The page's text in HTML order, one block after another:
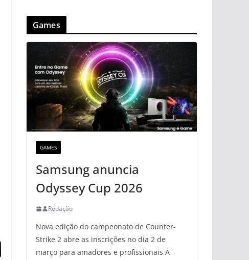
Games
GAMES
Samsung anuncia
Odyssey Cup 2026
Redação
Nova edição do campeonato de Counter-
Strike 2 abre as inscrições no dia 2 de
março para amadores e profissionais A